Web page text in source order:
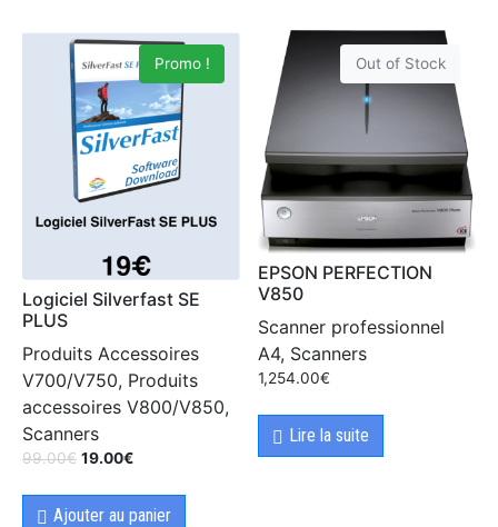
Promo !
Logiciel Silverfast SE
PLUS
Produits Accessoires
V700/V750, Produits
accessoires V800/V850,
Scanners
99.00€ 19.00€
Ajouter au panier
Out of Stock
EPSON PERFECTION
V850
Scanner professionnel
A4, Scanners
1,254.00€
Lire la suite